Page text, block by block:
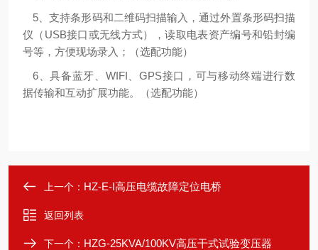
5、支持条形码和二维码扫描输入，通过外置条形码扫描
仪（USB接口或无线方式），读取电表资产编号和铅封编
号等，方便现场录入；（选配功能）
6、具备蓝牙、WIFI、GPS接口，可与移动终端进行数
据传输和互动扩展功能。（选配功能）
上一个： HZ-E-I高压电缆故障定位电桥
返回列表
下一个： HZG-25KVA/100KV高压干式试验变压器